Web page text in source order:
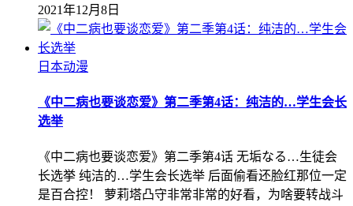
2021年12月8日
日本动漫
《中二病也要谈恋爱》第二季第4话：纯洁的…学生会长
选举
《中二病也要谈恋爱》第二季第4话 无垢なる…生徒会
长选挙 纯洁的…学生会长选举 后面偷看还脸红那位一定
是百合控！ 萝莉塔凸守非常非常的好看，为啥要转战斗